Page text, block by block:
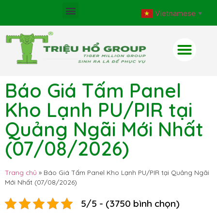
Vietnamese ▼
Báo Giá Tấm Panel
Kho Lạnh PU/PIR tại
Quảng Ngãi Mới Nhất
(07/08/2026)
Trang chủ » Báo Giá Tấm Panel Kho Lạnh PU/PIR tại Quảng Ngãi
Mới Nhất (07/08/2026)
5/5 - (3750 bình chọn)